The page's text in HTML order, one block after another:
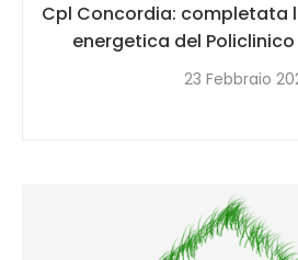
Cpl Concordia: completata
energetica del
23 Febbraio